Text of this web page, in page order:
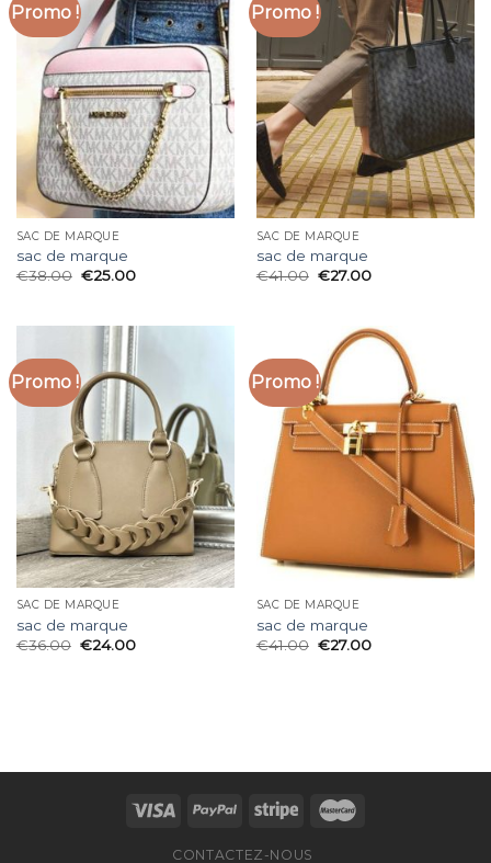
Promo !
SAC DE MARQUE
sac de marque
€38.00 €25.00
Promo !
SAC DE MARQUE
sac de marque
€41.00 €27.00
Promo !
SAC DE MARQUE
sac de marque
€36.00 €24.00
Promo !
SAC DE MARQUE
sac de marque
€41.00 €27.00
CONTACTEZ-NOUS